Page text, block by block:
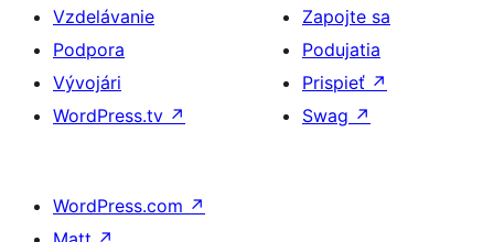
Vzdelávanie
Podpora
Vývojári
WordPress.tv ↗
Zapojte sa
Podujatia
Prispieť ↗
Swag ↗
WordPress.com ↗